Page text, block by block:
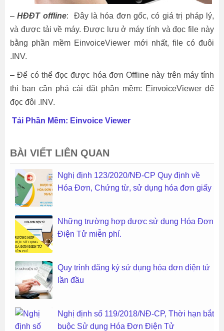
–HĐĐT offline: Đây là hóa đơn gốc, có giá trị pháp lý,
và được tải về máy. Được lưu ở máy tính và đọc file này
bằng phần mềm EinvoiceViewer mới nhất, file có đuôi
.INV.
– Để có thể đọc được hóa đơn Offline này trên máy tính
thì bạn cần phả cài đặt phần mềm: EinvoiceViewer để
đọc đôi .INV.
Tải Phần Mềm: Einvoice Viewer
BÀI VIẾT LIÊN QUAN
Nghị định 123/2020/NĐ-CP Quy định về
Hóa Đơn, Chứng từ, sử dụng hóa đơn giấy
Những trường hợp được sử dụng Hóa Đơn
Điện Tử miễn phí.
Quy trình đăng ký sử dụng hóa đơn điện tử
lần đầu
Nghị định số 119/2018/NĐ-CP, Thời hạn bắt
buộc Sử dụng Hóa Đơn Điện Tử